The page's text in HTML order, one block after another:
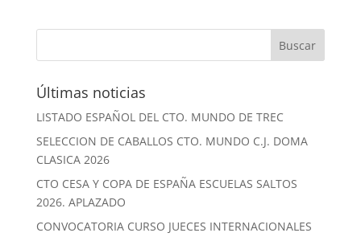
Últimas noticias
LISTADO ESPAÑOL DEL CTO. MUNDO DE TREC
SELECCION DE CABALLOS CTO. MUNDO C.J. DOMA
CLASICA 2026
CTO CESA Y COPA DE ESPAÑA ESCUELAS SALTOS
2026. APLAZADO
CONVOCATORIA CURSO JUECES INTERNACIONALES